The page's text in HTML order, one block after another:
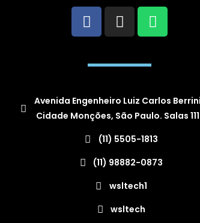
Avenida Engenheiro Luiz Carlos
Cidade Monções, São Paulo. Salas 111
(11) 5505-1813
(11) 98882-0873
wsltech1
wsltech